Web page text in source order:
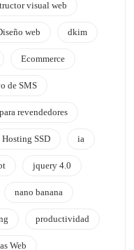
visual web
web dkim
Ecommerce
de SMS
revendedores
Hosting SSD ia
jquery 4.0
nano banana
productividad
Web